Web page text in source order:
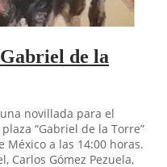
de la
novillada para el
“Gabriel de la Torre”
México a las 14:00 horas.
Carlos Gómez Pezuela,